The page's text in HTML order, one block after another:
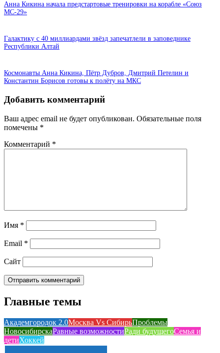
Анна Кикина начала предстартовые тренировки на корабле «Союз
МС-29»
Галактику с 40 миллиардами звёзд запечатлели в заповеднике
Республики Алтай
Космонавты Анна Кикина, Пётр Дубров, Дмитрий Петелин и
Константин Борисов готовы к полёту на МКС
Добавить комментарий
Ваш адрес email не будет опубликован. Обязательные поля
помечены *
Комментарий *
Имя *
Email *
Сайт
Главные темы
Академгородок 2.0Москва Vs СибирьПроблемы
НовосибирскаРавные возможностиРади будущегоСемья и
детиХоккей